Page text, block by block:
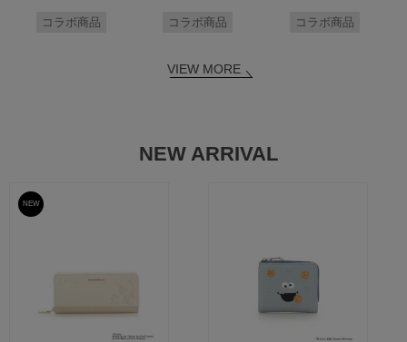
コラボ商品 コラボ商品 コラボ商品
VIEW MORE
NEW ARRIVAL
予約
NEW